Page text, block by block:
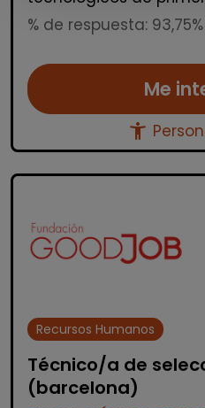
% de respuesta: 93,75%
Me
accessibility_new
Recursos Humanos
Técnico/a de
(barcelona)